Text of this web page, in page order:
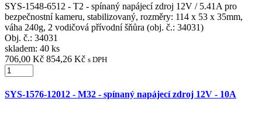
SYS-1548-6512 - T2 - spínaný napájecí zdroj 12V / 5.41A pro
bezpečnostní kameru, stabilizovaný, rozměry: 114 x 53 x 35mm,
váha 240g, 2 vodičová přívodní šňůra (obj. č.: 34031)
Obj. č.: 34031
skladem: 40 ks
706,00 Kč 854,26 Kč s DPH
SYS-1576-12012 - M32 - spínaný napájecí zdroj 12V - 10A